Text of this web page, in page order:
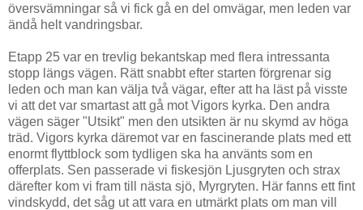
översvämningar så vi fick gå en del omvägar, men leden var
ändå helt vandringsbar.
Etapp 25 var en trevlig bekantskap med flera intressanta
stopp längs vägen. Rätt snabbt efter starten förgrenar sig
leden och man kan välja två vägar, efter att ha läst på visste
vi att det var smartast att gå mot Vigors kyrka. Den andra
vägen säger "Utsikt" men den utsikten är nu skymd av höga
träd. Vigors kyrka däremot var en fascinerande plats med ett
enormt flyttblock som tydligen ska ha använts som en
offerplats. Sen passerade vi fiskesjön Ljusgryten och strax
därefter kom vi fram till nästa sjö, Myrgryten. Här fanns ett fint
vindskydd, det såg ut att vara en utmärkt plats om man vill